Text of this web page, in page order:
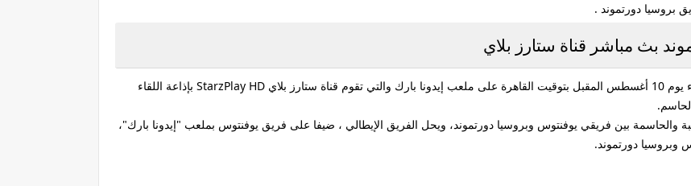
بروسيا دورتموند .
بث مباشر قناة ستارز بلاي
وتُقام مباراة يوفنتوس وبروسيا دورتموند في 06:30 من مساء يوم 10 أغسطس المقبل بتوقيت القاهرة على ملعب إيدونا بارك والتي تقوم قناة ستارز بلاي StarzPlay HD بإذاعة اللقاء
والحاسمة بين فريقي يوفنتوس وبروسيا دورتموند، ويحل الفريق الإيطالي ، ضيفا على فريق يوفنتوس بملعب "إيدونا بارك"،
وبروسيا دورتموند.